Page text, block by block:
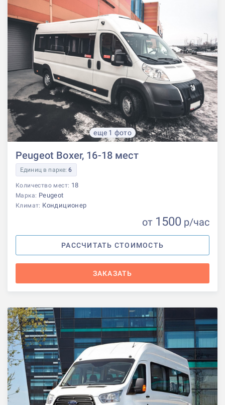
еще 1 фото
Peugeot Boxer, 16-18 мест
Единиц в парке:6
Количество мест: 18
Марка: Peugeot
Климат: Кондиционер
от 1500 р/час
РАССЧИТАТЬ СТОИМОСТЬ
ЗАКАЗАТЬ